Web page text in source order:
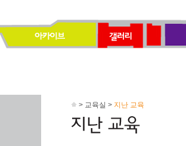
> 교육실 > 지난 교육